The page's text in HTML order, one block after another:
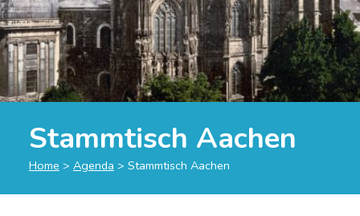
Stammtisch Aachen
Home > Agenda > Stammtisch Aachen